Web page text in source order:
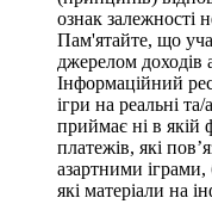
ознак залежності
Пам'ятайте, що
джерелом доходів
Інформаційний
ігри на реальні
приймає ні в якій
платежів, які
азартними
які матеріали на